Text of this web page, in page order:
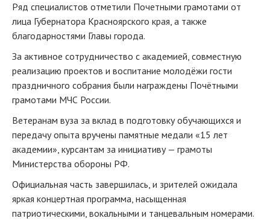
Ряд специалистов отметили Почетными грамотами от
лица Губернатора Красноярского края, а также
благодарностями Главы города.
За активное сотрудничество с академией, совместную
реализацию проектов и воспитание молодёжи гости
праздничного собрания были награждены Почётными
грамотами МЧС России.
Ветеранам вуза за вклад в подготовку обучающихся и
передачу опыта вручены памятные медали «15 лет
академии», курсантам за инициативу — грамоты
Министерства обороны РФ.
Официальная часть завершилась, и зрителей ожидала
яркая концертная программа, насыщенная
патриотическими, вокальными и танцевальным номерами.